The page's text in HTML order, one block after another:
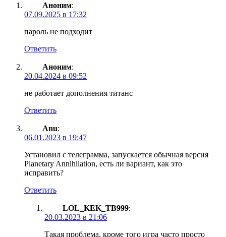
Аноним:
07.09.2025 в 17:32
пароль не подходит
Ответить
Аноним:
20.04.2024 в 09:52
не работает дополнения титанс
Ответить
Anu:
06.01.2023 в 19:47
Установил с телеграмма, запускается обычная версия
Planetary Annihilation, есть ли вариант, как это
исправить?
Ответить
LOL_KEK_TB999:
20.03.2023 в 21:06
Такая проблема, кроме того игра часто просто